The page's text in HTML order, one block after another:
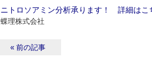
ニトロソアミン分析承ります！ 詳細はこ
蝶理株式会社
« 前の記事